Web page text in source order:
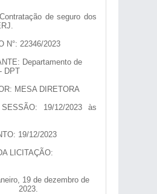
de seguro dos
N°: 22346/2023
Departamento de
DPT
MESA DIRETORA
19/12/2023 às
19/12/2023
LICITAÇÃO:
19 de dezembro de
2023.